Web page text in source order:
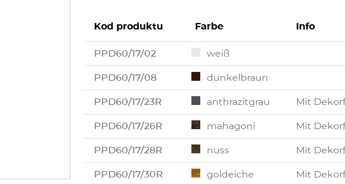
Kod produktu Farbe Info
PPD60/17/02 weiß
PPD60/17/08 dunkelbraun
PPD60/17/23R anthrazitgrau Mit
PPD60/17/26R mahagoni Mit
PPD60/17/28R nuss Mit
PPD60/17/30R goldeiche Mit